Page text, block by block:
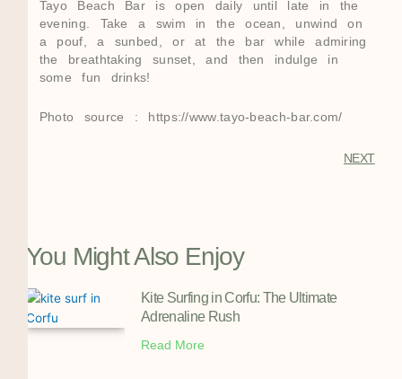
Tayo Beach Bar is open daily until late in the
evening. Take a swim in the ocean, unwind on
a pouf, a sunbed, or at the bar while admiring
the breathtaking sunset, and then indulge in
some fun drinks!
Photo source : https://www.tayo-beach-bar.com/
NEXT
You Might Also Enjoy
Kite Surfing in Corfu: The Ultimate
Adrenaline Rush
Read More